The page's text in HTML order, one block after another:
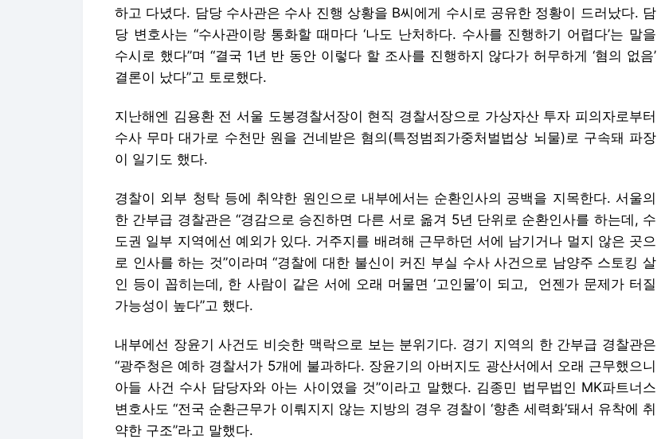
하고 다녔다. 담당 수사관은 수사 진행 상황을 B씨에게 수시로 공유한 정황이 드러났다. 담
당 변호사는 “수사관이랑 통화할 때마다 ‘나도 난처하다. 수사를 진행하기 어렵다’는 말을
수시로 했다”며 “결국 1년 반 동안 이렇다 할 조사를 진행하지 않다가 허무하게 ‘혐의 없음’
결론이 났다”고 토로했다.
지난해엔 김용환 전 서울 도봉경찰서장이 현직 경찰서장 으로 가상자산 투자 피의자로부터
수사 무마 대가로 수천만 원 을 건네받은 혐의(특정범죄가중처벌법상 뇌물)로 구속돼 파장
이 일기도 했다.
경찰이 외부 청탁 등에 취약한 원인으로 내부에서는 순환인사의 공백을 지목한다. 서울의
한 간부급 경찰관은 “경감으로 승진하면 다른 서로 옮겨 5년 단위로 순환인사를 하는데, 수
도권 일부 지역에선 예외가 있다. 거주지를 배려해 근무하던 서에 남기거나 멀지 않은 곳으
로 인사를 하는 것”이라며 “경찰에 대한 불신이 커진 부실 수사 사건으로 남양주 스토킹 살
인 등이 꼽히는데, 한 사람이 같은 서에 오래 머물면 ‘고인물’이 되고, 언젠가 문제가 터질
가능성이 높다”고 했다.
내부에선 장윤기 사건도 비슷한 맥락으로 보는 분위기다. 경기 지역의 한 간부급 경찰관은
“광주청은 예하 경찰서가 5개에 불과하다. 장윤기의 아버지도 광산서에서 오래 근무했으니
아들 사건 수사 담당자와 아는 사이였을 것”이라고 말했다. 김종민 법무법인 MK파트너스
변호사도 “전국 순환근무가 이뤄지지 않는 지방의 경우 경찰이 ‘향촌 세력화’돼서 유착에 취
약한 구조”라고 말했다.